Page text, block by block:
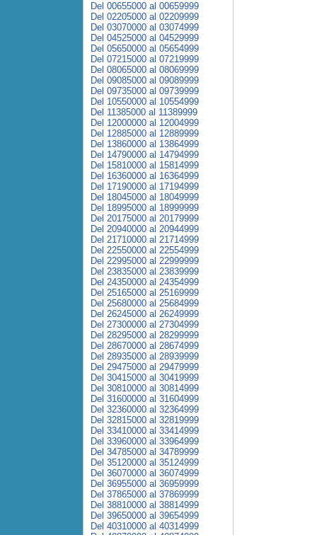
Del 00655000 al 00659999
Del 02205000 al 02209999
Del 03070000 al 03074999
Del 04525000 al 04529999
Del 05650000 al 05654999
Del 07215000 al 07219999
Del 08065000 al 08069999
Del 09085000 al 09089999
Del 09735000 al 09739999
Del 10550000 al 10554999
Del 11385000 al 11389999
Del 12000000 al 12004999
Del 12885000 al 12889999
Del 13860000 al 13864999
Del 14790000 al 14794999
Del 15810000 al 15814999
Del 16360000 al 16364999
Del 17190000 al 17194999
Del 18045000 al 18049999
Del 18995000 al 18999999
Del 20175000 al 20179999
Del 20940000 al 20944999
Del 21710000 al 21714999
Del 22550000 al 22554999
Del 22995000 al 22999999
Del 23835000 al 23839999
Del 24350000 al 24354999
Del 25165000 al 25169999
Del 25680000 al 25684999
Del 26245000 al 26249999
Del 27300000 al 27304999
Del 28295000 al 28299999
Del 28670000 al 28674999
Del 28935000 al 28939999
Del 29475000 al 29479999
Del 30415000 al 30419999
Del 30810000 al 30814999
Del 31600000 al 31604999
Del 32360000 al 32364999
Del 32815000 al 32819999
Del 33410000 al 33414999
Del 33960000 al 33964999
Del 34785000 al 34789999
Del 35120000 al 35124999
Del 36070000 al 36074999
Del 36955000 al 36959999
Del 37865000 al 37869999
Del 38810000 al 38814999
Del 39650000 al 39654999
Del 40310000 al 40314999